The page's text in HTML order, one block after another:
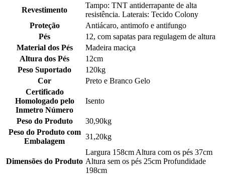
Revestimento
Tampo: TNT antiderrapante de alta
resistência. Laterais: Tecido Colony
Proteção
Antiácaro, antimofo e antifungo
Pés
12, com sapatas para regulagem de altura
Material dos Pés
Madeira maciça
Altura dos Pés
12cm
Peso Suportado
120kg
Cor
Preto e Branco Gelo
Certificado
Homologado pelo
Inmetro Número
Isento
Peso do Produto
30,90kg
Peso do Produto com
Embalagem
31,20kg
Dimensões do Produto
Largura 158cm Altura com os pés 37cm
Altura sem os pés 25cm Profundidade
198cm